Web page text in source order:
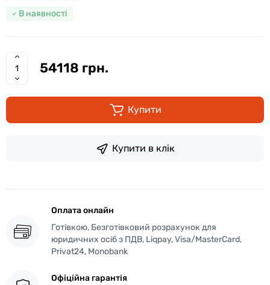
В наявності
54118 грн.
Купити
Купити в клік
Оплата онлайн
Готівкою, Безготівковий розрахунок для
юридичних осіб з ПДВ, Liqpay, Visa/MasterCard,
Privat24, Monobank
Офіційна гарантія